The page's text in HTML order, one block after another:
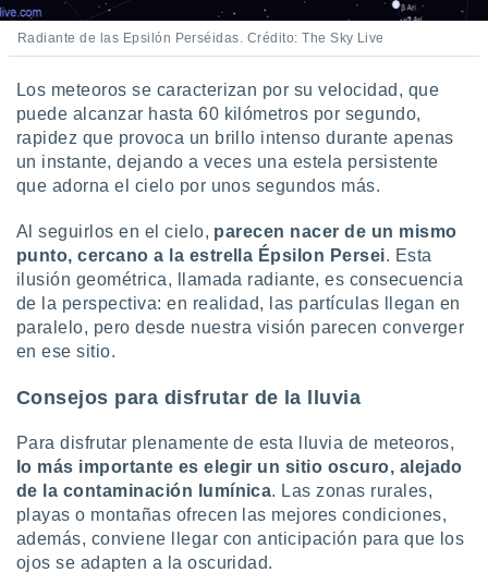
Radiante de las Epsilón Perséidas. Crédito: The Sky Live
Los meteoros se caracterizan por su velocidad, que
puede alcanzar hasta 60 kilómetros por segundo,
rapidez que provoca un brillo intenso durante apenas
un instante, dejando a veces una estela persistente
que adorna el cielo por unos segundos más.
Al seguirlos en el cielo, parecen nacer de un mismo
punto, cercano a la estrella Épsilon Persei. Esta
ilusión geométrica, llamada radiante, es consecuencia
de la perspectiva: en realidad, las partículas llegan en
paralelo, pero desde nuestra visión parecen converger
en ese sitio.
Consejos para disfrutar de la lluvia
Para disfrutar plenamente de esta lluvia de meteoros,
lo más importante es elegir un sitio oscuro, alejado
de la contaminación lumínica. Las zonas rurales,
playas o montañas ofrecen las mejores condiciones,
además, conviene llegar con anticipación para que los
ojos se adapten a la oscuridad.